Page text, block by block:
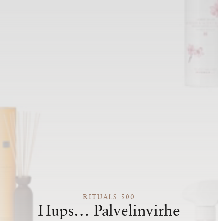
RITUALS 500
Hups… Palvelinvirhe